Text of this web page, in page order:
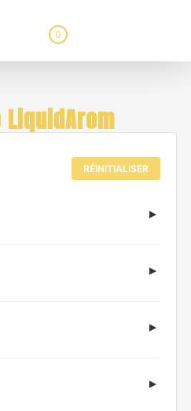
0
LiquidArom
RÉINITIALISER